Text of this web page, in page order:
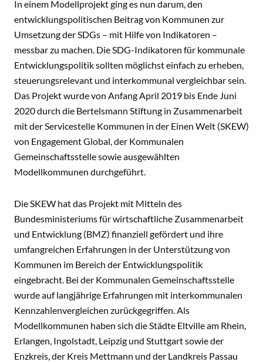
In einem Modellprojekt ging es nun darum, den
entwicklungspolitischen Beitrag von Kommunen zur
Umsetzung der SDGs – mit Hilfe von Indikatoren –
messbar zu machen. Die SDG-Indikatoren für kommunale
Entwicklungspolitik sollten möglichst einfach zu erheben,
steuerungsrelevant und interkommunal vergleichbar sein.
Das Projekt wurde von Anfang April 2019 bis Ende Juni
2020 durch die Bertelsmann Stiftung in Zusammenarbeit
mit der Servicestelle Kommunen in der Einen Welt (SKEW)
von Engagement Global, der Kommunalen
Gemeinschaftsstelle sowie ausgewählten
Modellkommunen durchgeführt.
Die SKEW hat das Projekt mit Mitteln des
Bundesministeriums für wirtschaftliche Zusammenarbeit
und Entwicklung (BMZ) finanziell gefördert und ihre
umfangreichen Erfahrungen in der Unterstützung von
Kommunen im Bereich der Entwicklungspolitik
eingebracht. Bei der Kommunalen Gemeinschaftsstelle
wurde auf langjährige Erfahrungen mit interkommunalen
Kennzahlenvergleichen zurückgegriffen. Als
Modellkommunen haben sich die Städte Eltville am Rhein,
Erlangen, Ingolstadt, Leipzig und Stuttgart sowie der
Enzkreis, der Kreis Mettmann und der Landkreis Passau